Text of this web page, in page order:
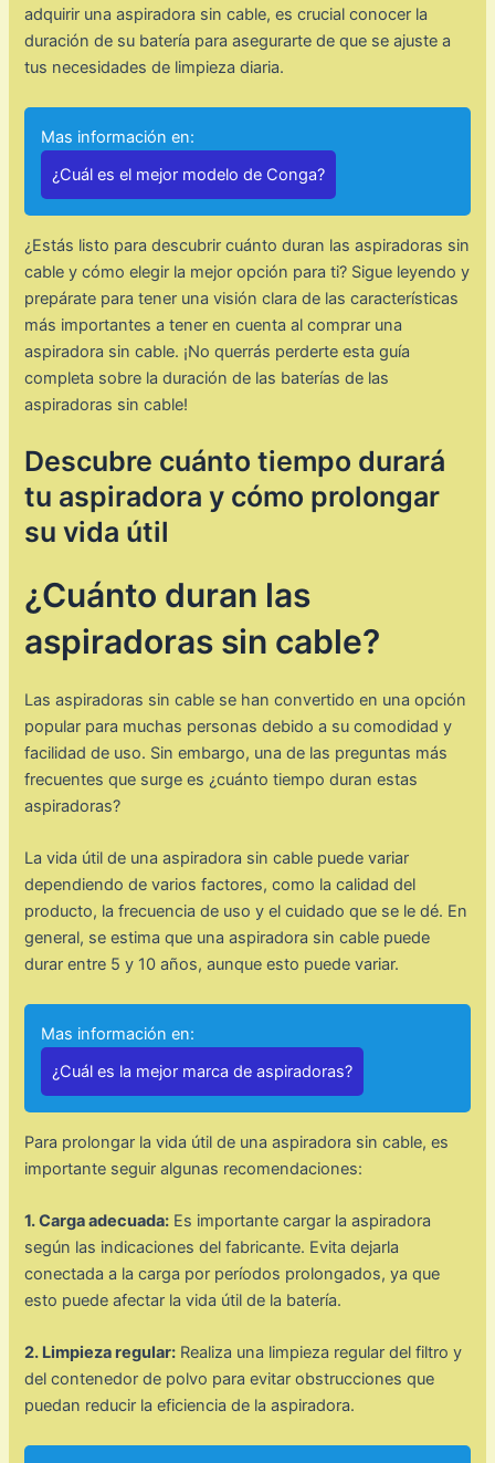
adquirir una aspiradora sin cable, es crucial conocer la
duración de su batería para asegurarte de que se ajuste a
tus necesidades de limpieza diaria.
Mas información en:
¿Cuál es el mejor modelo de Conga?
¿Estás listo para descubrir cuánto duran las aspiradoras sin
cable y cómo elegir la mejor opción para ti? Sigue leyendo y
prepárate para tener una visión clara de las características
más importantes a tener en cuenta al comprar una
aspiradora sin cable. ¡No querrás perderte esta guía
completa sobre la duración de las baterías de las
aspiradoras sin cable!
Descubre cuánto tiempo durará
tu aspiradora y cómo prolongar
su vida útil
¿Cuánto duran las
aspiradoras sin cable?
Las aspiradoras sin cable se han convertido en una opción
popular para muchas personas debido a su comodidad y
facilidad de uso. Sin embargo, una de las preguntas más
frecuentes que surge es ¿cuánto tiempo duran estas
aspiradoras?
La vida útil de una aspiradora sin cable puede variar
dependiendo de varios factores, como la calidad del
producto, la frecuencia de uso y el cuidado que se le dé. En
general, se estima que una aspiradora sin cable puede
durar entre 5 y 10 años, aunque esto puede variar.
Mas información en:
¿Cuál es la mejor marca de aspiradoras?
Para prolongar la vida útil de una aspiradora sin cable, es
importante seguir algunas recomendaciones:
1. Carga adecuada: Es importante cargar la aspiradora
según las indicaciones del fabricante. Evita dejarla
conectada a la carga por períodos prolongados, ya que
esto puede afectar la vida útil de la batería.
2. Limpieza regular: Realiza una limpieza regular del filtro y
del contenedor de polvo para evitar obstrucciones que
puedan reducir la eficiencia de la aspiradora.